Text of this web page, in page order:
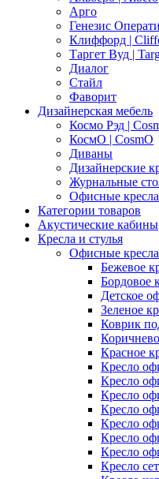
Арго
Генезис
Клиффорд |
Таргет Вуд |
Диалог
Стайл
Фаворит
Дизайнерская мебель
Космо Рэд |
КосмО | CosmO
Диваны
Дизайнерские
Журнальные
Офисные кресла
Категории товаров
Акустические кабины
Кресла и стулья
Офисные кресла
Бежевое
Бордовое
Детское
Зеленое
Коврик
Красное
Кресло
Кресло
Кресло
Кресло
Кресло
Кресло
Кресло
Кресло